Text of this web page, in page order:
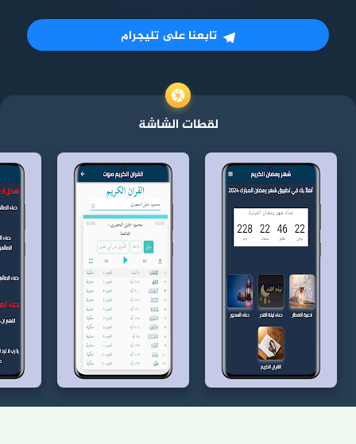
تابعنا على تليجرام
لقطات الشاشة